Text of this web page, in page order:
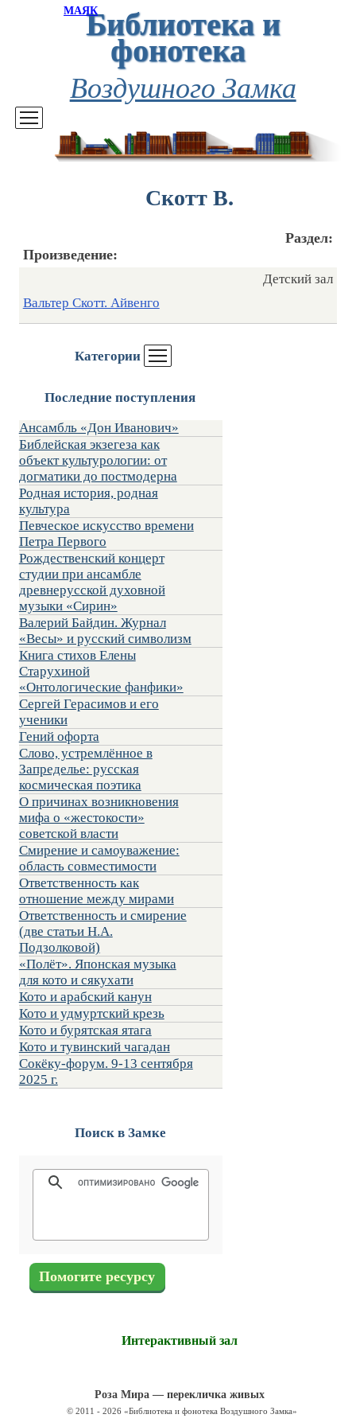
МАЯКБиблиотека и
фонотека
Воздушного Замка
Категории
Последние поступления
Ансамбль «Дон Иванович»
Библейская экзегеза как
объект культурологии: от
догматики до постмодерна
Родная история, родная
культура
Певческое искусство времени
Петра Первого
Рождественский концерт
студии при ансамбле
древнерусской духовной
музыки «Сирин»
Валерий Байдин. Журнал
«Весы» и русский символизм
Книга стихов Елены
Старухиной
«Онтологические фанфики»
Сергей Герасимов и его
ученики
Гений офорта
Слово, устремлённое в
Запределье: русская
космическая поэтика
О причинах возникновения
мифа о «жестокости»
советской власти
Смирение и самоуважение:
область совместимости
Ответственность как
отношение между мирами
Ответственность и смирение
(две статьи Н.А.
Подзолковой)
«Полёт». Японская музыка
для кото и сякухати
Кото и арабский канун
Кото и удмуртский крезь
Кото и бурятская ятага
Кото и тувинский чагадан
Сокёку-форум. 9-13 сентября
2025 г.
Поиск в Замке
Скотт В.
Произведение:
Раздел:
Вальтер Скотт. Айвенго
Детский зал
© 2011 - 2026 «Библиотека и фонотека Воздушного Замка»
Интерактивный зал
Роза Мира — перекличка живых
Помогите ресурсу